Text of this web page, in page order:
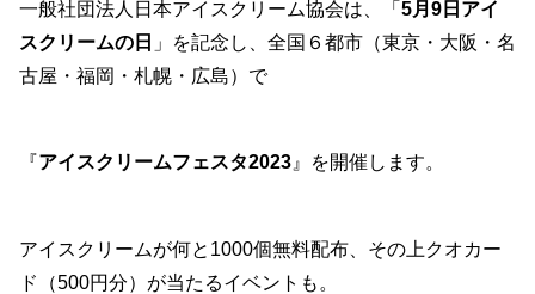
一般社団法人日本アイスクリーム協会は、「 5月9日アイ
スクリームの日 」を記念し、全国６都市（東京・大阪・名
古屋・福岡・札幌・広島）で
『 アイスクリームフェスタ2023』を開催します。
アイスクリームが何と1000個無料配布、その上クオカー
ド（500円分）が当たるイベントも。